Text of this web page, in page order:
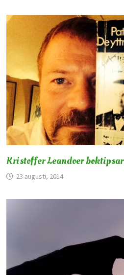
Kristoffer Leandoer boktipsar
23 augusti, 2014